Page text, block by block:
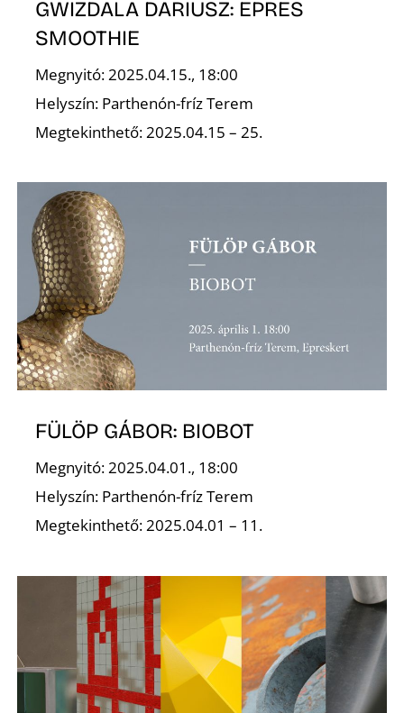
GWIZDALA DARIUSZ: EPRES
SMOOTHIE
Megnyitó: 2025.04.15., 18:00
Helyszín: Parthenón-fríz Terem
Megtekinthető: 2025.04.15 – 25.
FÜLÖP GÁBOR: BIOBOT
Megnyitó: 2025.04.01., 18:00
Helyszín: Parthenón-fríz Terem
Megtekinthető: 2025.04.01 – 11.